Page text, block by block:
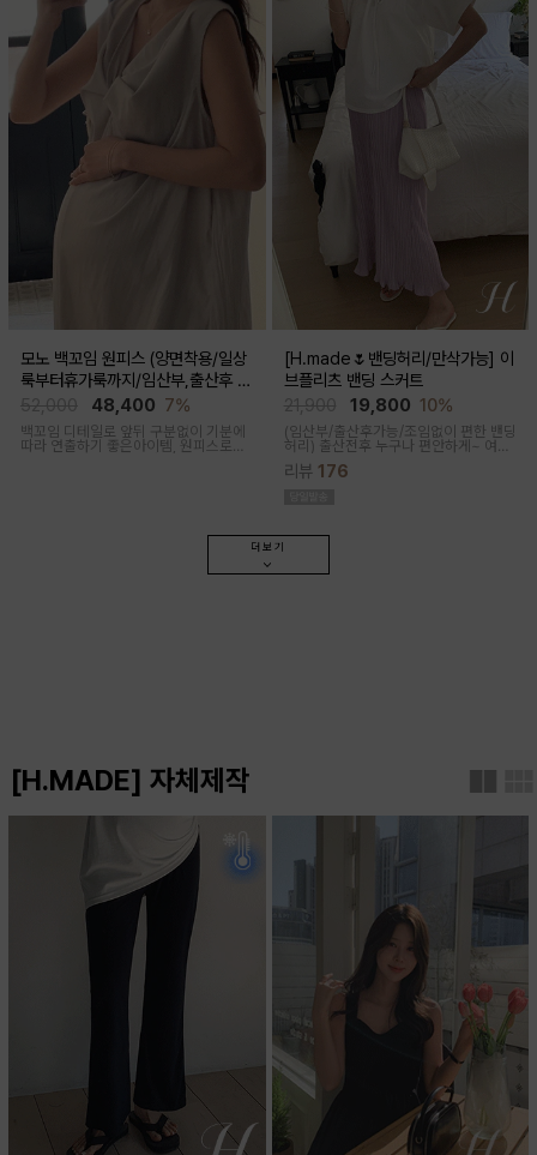
모노 백꼬임 원피스 (양면착용/일상
룩부터휴가룩까지/임산부,출산후 가
48,400 7%
백꼬임 디테일로 앞뒤 구분없이 기분에
따라 연출하기 좋은아이템, 원피스로도,
[H.made🌷밴딩허리/만삭가능] 이
브플리츠 밴딩 스커트
19,800 10%
(임산부/출산후가능/조임없이 편한 밴딩
허리) 출산전후 누구나 편안하게~ 여성
운 플리츠 스커트
리뷰 176
더보기
[H.MADE] 자체제작